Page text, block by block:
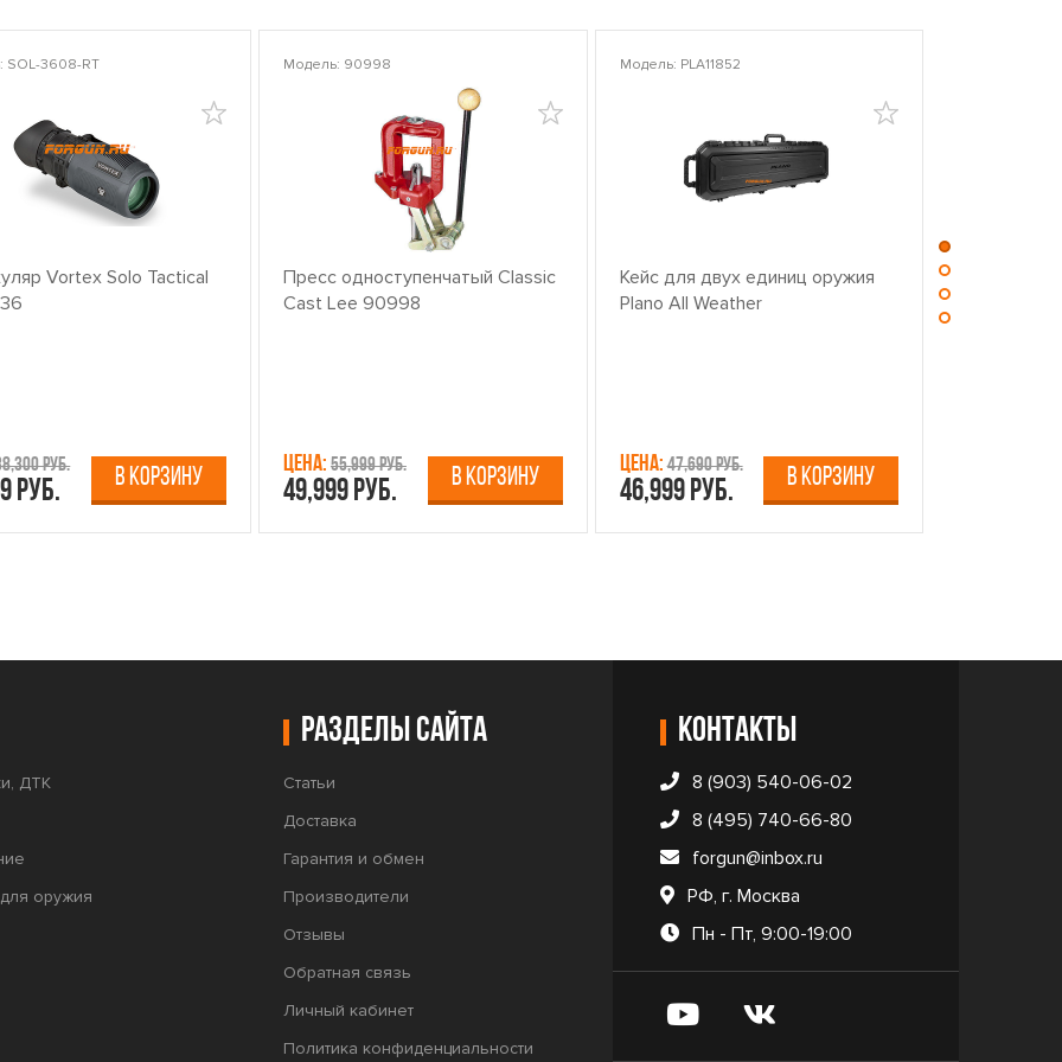
SOL-3608-RT
Vortex Solo Tactical
руб.
руб. В КОРЗИНУ
Модель: 90998
Пресс одноступенчатый Classic
Cast Lee 90998
Цена: 55,999 руб.
49,999 руб. В КОРЗИНУ
Модель: PLA11852
Кейс для двух единиц оружия
Plano All Weather
Цена:47,690 руб.
46,999 руб. В КОРЗИНУ
Контакты
8 (903) 540-06-02
8 (495) 740-66-80
forgun@inbox.ru
РФ, г. Москва
Пн - Пт, 9:00-19:00
ДТК
оружия
Разделы сайта
Статьи
Доставка
Гарантия и обмен
Производители
Отзывы
Обратная связь
Личный кабинет
Политика конфиденциальности